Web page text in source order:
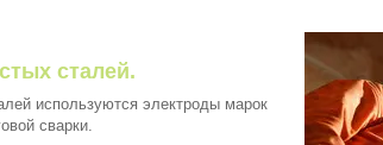
сталей.
используются электроды марок
сварки.